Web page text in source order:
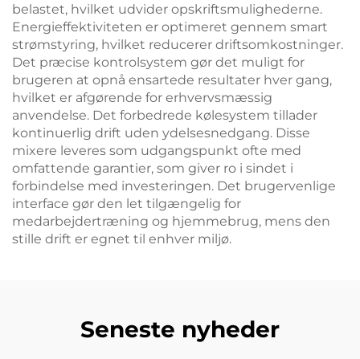
belastet, hvilket udvider opskriftsmulighederne.
Energieffektiviteten er optimeret gennem smart
strømstyring, hvilket reducerer driftsomkostninger.
Det præcise kontrolsystem gør det muligt for
brugeren at opnå ensartede resultater hver gang,
hvilket er afgørende for erhvervsmæssig
anvendelse. Det forbedrede kølesystem tillader
kontinuerlig drift uden ydelsesnedgang. Disse
mixere leveres som udgangspunkt ofte med
omfattende garantier, som giver ro i sindet i
forbindelse med investeringen. Det brugervenlige
interface gør den let tilgængelig for
medarbejdertræning og hjemmebrug, mens den
stille drift er egnet til enhver miljø.
Seneste nyheder